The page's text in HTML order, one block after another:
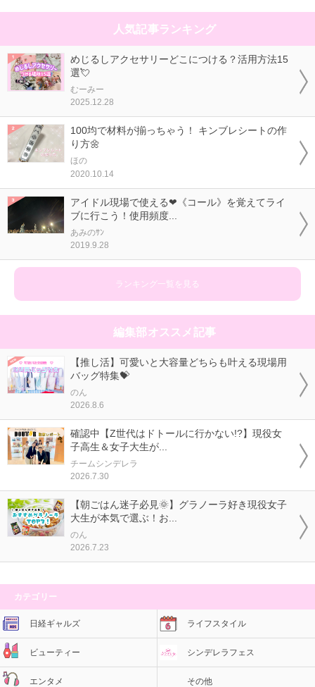
人気記事ランキング
めじるしアクセサリーどこにつける？活用方法15
選💘
むーみー
2025.12.28
100均で材料が揃っちゃう！ キンブレシートの作
り方🌼
ほの
2020.10.14
アイドル現場で使える❤《コール》を覚えてライ
ブに行こう！使用頻度...
あみのｻﾝ
2019.9.28
ランキング一覧を見る
編集部オススメ記事
【推し活】可愛いと大容量どちらも叶える現場用
バッグ特集💝
のん
2026.8.6
確認中【Z世代はドトールに行かない!?】現役女
子高生＆女子大生が...
チームシンデレラ
2026.7.30
【朝ごはん迷子必見🌞】グラノーラ好き現役女子
大生が本気で選ぶ！お...
のん
2026.7.23
カテゴリー
日経ギャルズ ライフスタイル
ビューティー シンデレラフェス
エンタメ その他